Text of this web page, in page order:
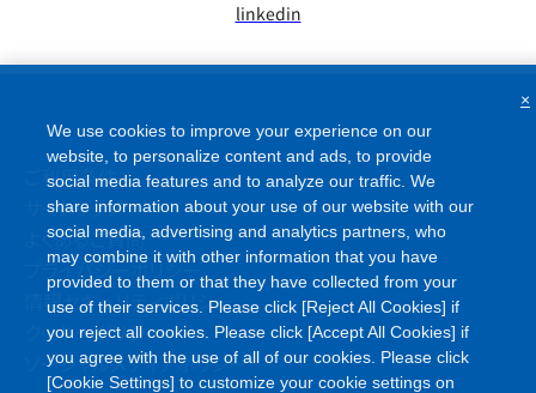
linkedin
ご利用条件
サイトマップ
よくあるご質問
プライバシーポリシー
情報セキュリティポリシー
クッキーポリシー
ソーシャルメディアポリシー
We use cookies to improve your experience on our
website, to personalize content and ads, to provide
social media features and to analyze our traffic. We
share information about your use of our website with our
social media, advertising and analytics partners, who
may combine it with other information that you have
provided to them or that they have collected from your
use of their services. Please click [Reject All Cookies] if
you reject all cookies. Please click [Accept All Cookies] if
you agree with the use of all of our cookies. Please click
[Cookie Settings] to customize your cookie settings on
×